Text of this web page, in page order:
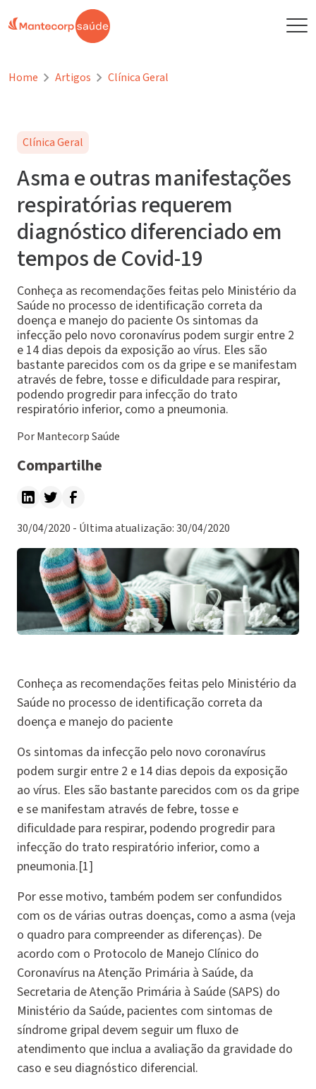
Home Artigos Clínica Geral
Clínica Geral
Asma e outras manifestações
respiratórias requerem
diagnóstico diferenciado em
tempos de Covid-19
Conheça as recomendações feitas pelo Ministério da
Saúde no processo de identificação correta da
doença e manejo do paciente Os sintomas da
infecção pelo novo coronavírus podem surgir entre 2
e 14 dias depois da exposição ao vírus. Eles são
bastante parecidos com os da gripe e se manifestam
através de febre, tosse e dificuldade para respirar,
podendo progredir para infecção do trato
respiratório inferior, como a pneumonia.
Por Mantecorp Saúde
Compartilhe
30/04/2020 - Última atualização: 30/04/2020
Conheça as recomendações feitas pelo Ministério da
Saúde no processo de identificação correta da
doença e manejo do paciente
Os sintomas da infecção pelo novo coronavírus
podem surgir entre 2 e 14 dias depois da exposição
ao vírus. Eles são bastante parecidos com os da gripe
e se manifestam através de febre, tosse e
dificuldade para respirar, podendo progredir para
infecção do trato respiratório inferior, como a
pneumonia.[1]
Por esse motivo, também podem ser confundidos
com os de várias outras doenças, como a asma (veja
o quadro para compreender as diferenças). De
acordo com o Protocolo de Manejo Clínico do
Coronavírus na Atenção Primária à Saúde, da
Secretaria de Atenção Primária à Saúde (SAPS) do
Ministério da Saúde, pacientes com sintomas de
síndrome gripal devem seguir um fluxo de
atendimento que inclua a avaliação da gravidade do
caso e seu diagnóstico diferencial.